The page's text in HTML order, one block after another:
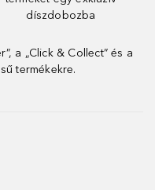
díszdobozba
a „Click & Collect” és a
termékekre.